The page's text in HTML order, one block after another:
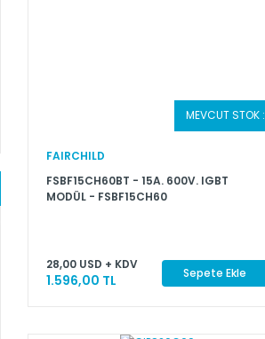
MEVCUT STOK :
FAIRCHILD
FSBF15CH60BT - 15A. 600V. IGBT
MODÜL - FSBF15CH60
28,00 USD + KDV
1.596,00 TL Sepete Ekle